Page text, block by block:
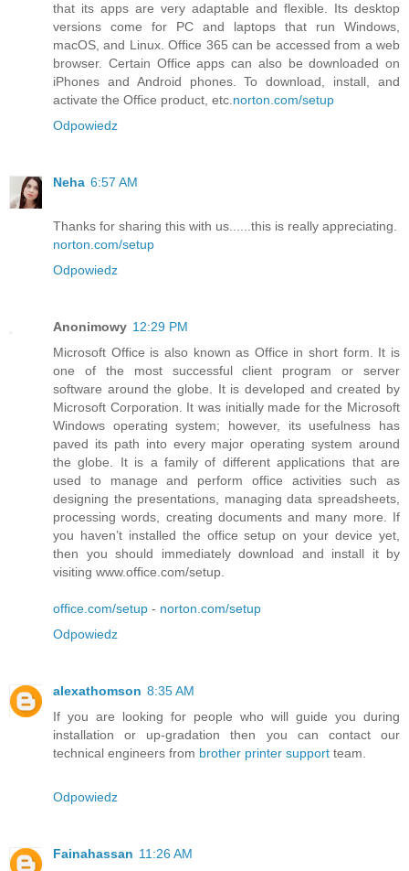
that its apps are very adaptable and flexible. Its desktop
versions come for PC and laptops that run Windows,
macOS, and Linux. Office 365 can be accessed from a web
browser. Certain Office apps can also be downloaded on
iPhones and Android phones. To download, install, and
activate the Office product, etc.norton.com/setup
Odpowiedz
Neha 6:57 AM
Thanks for sharing this with us......this is really appreciating.
norton.com/setup
Odpowiedz
Anonimowy 12:29 PM
Microsoft Office is also known as Office in short form. It is
one of the most successful client program or server
software around the globe. It is developed and created by
Microsoft Corporation. It was initially made for the Microsoft
Windows operating system; however, its usefulness has
paved its path into every major operating system around
the globe. It is a family of different applications that are
used to manage and perform office activities such as
designing the presentations, managing data spreadsheets,
processing words, creating documents and many more. If
you haven’t installed the office setup on your device yet,
then you should immediately download and install it by
visiting www.office.com/setup.
office.com/setup - norton.com/setup
Odpowiedz
alexathomson 8:35 AM
If you are looking for people who will guide you during
installation or up-gradation then you can contact our
technical engineers from brother printer support team.
Odpowiedz
Fainahassan 11:26 AM